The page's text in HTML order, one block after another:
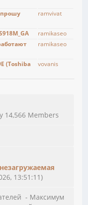
прошу
ramvivat
ramikaseo
ramikaseo
(Toshiba
vovanis
14,566 Members
13:51:11)
- Максимум